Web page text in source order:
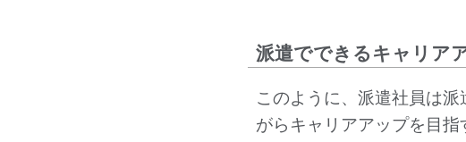
派遣でできるキャリア
このように、派遣社員は
がらキャリアアップを目指